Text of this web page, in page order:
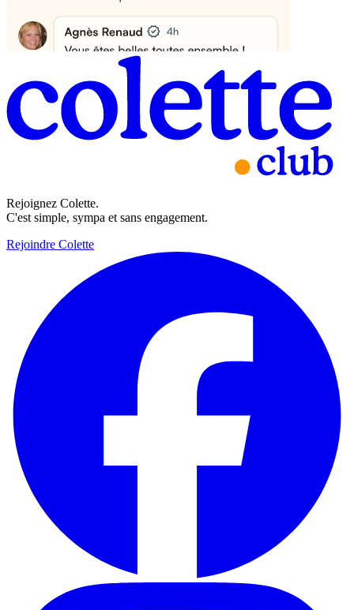
Rejoignez Colette.
C'est simple, sympa et sans engagement.
Rejoindre Colette